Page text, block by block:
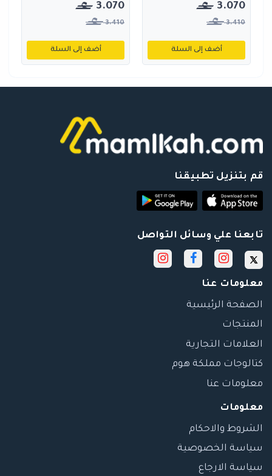
3.070
3.410
أضف إلى السلة
3.070
3.410
أضف إلى السلة
قم بتنزيل تطبيقنا
تابعنا علي وسائل التواصل
معلومات عنا
الصفحة الرئيسية
المنتجات
العلامات التجارية
كتالوجات مملكة هوم
معلومات عنا
معلومات
الشروط والاحكام
سياسة الخصوصية
سياسة الارجاع